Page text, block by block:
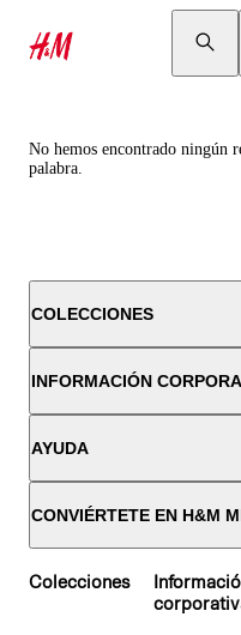
No hemos encontrado ningún
palabra.
COLECCIONES
INFORMACIÓN
AYUDA
CONVIÉRTETE EN H&M
Colecciones